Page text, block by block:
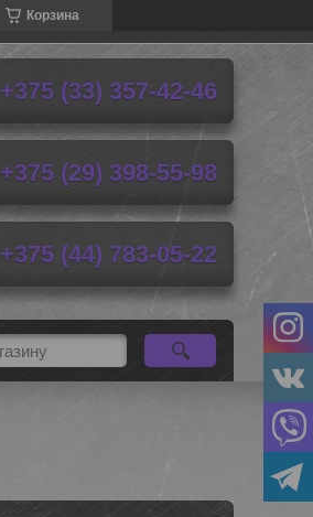
Корзина
+375 (33) 357-42-46
+375 (29) 398-55-98
+375 (44) 783-05-22